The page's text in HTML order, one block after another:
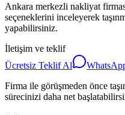
Ankara merkezli nakliyat
seçeneklerini inceleyerek
yapabilirsiniz.
İletişim ve teklif
Ücretsiz Teklif Al
Firma ile görüşmeden önce
sürecinizi daha net